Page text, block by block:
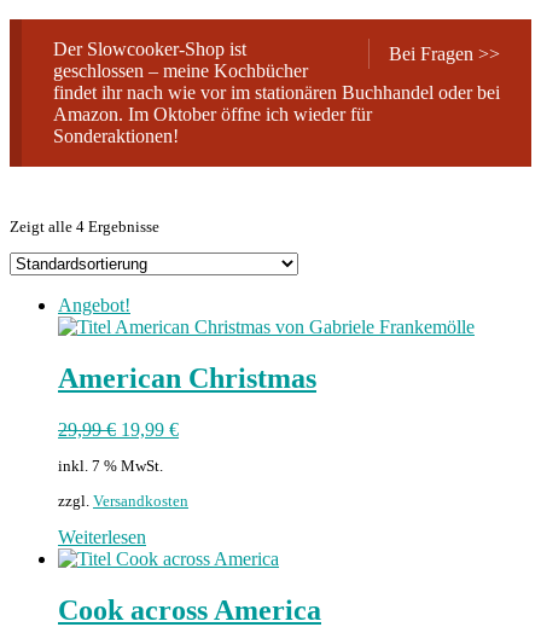
Bei Fragen >>
Der Slowcooker-Shop ist
geschlossen – meine Kochbücher
findet ihr nach wie vor im stationären Buchhandel oder bei
Amazon. Im Oktober öffne ich wieder für
Sonderaktionen!
Zeigt alle 4 Ergebnisse
Angebot!
American Christmas
29,99€ 19,99 €
inkl. 7 % MwSt.
zzgl. Versandkosten
Weiterlesen
Cook across America